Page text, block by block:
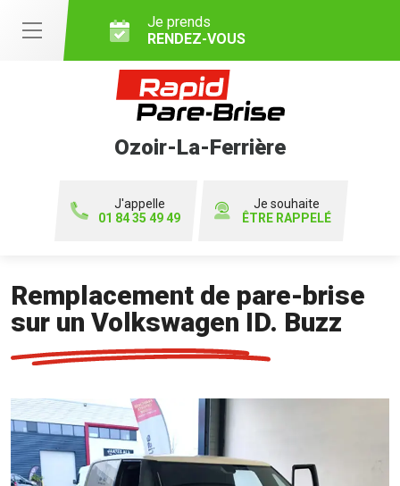
Je prends
RENDEZ-VOUS
Ozoir-La-Ferrière
J'appelle
01 84 35 49 49
Je souhaite
ÊTRE RAPPELÉ
Remplacement de pare-brise
sur un Volkswagen ID. Buzz